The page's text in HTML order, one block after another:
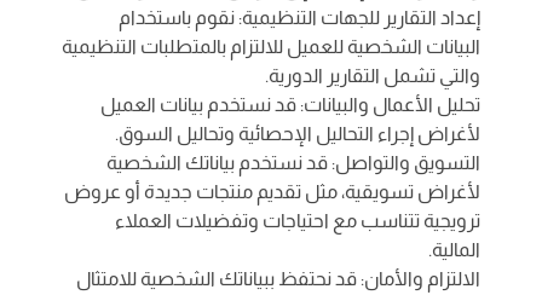
إعداد التقارير للجهات التنظيمية: نقوم باستخدام
البيانات الشخصية للعميل للالتزام بالمتطلبات التنظيمية
والتي تشمل التقارير الدورية.
تحليل الأعمال والبيانات: قد نستخدم بيانات العميل
لأغراض إجراء التحاليل الإحصائية وتحاليل السوق.
التسويق والتواصل: قد نستخدم بياناتك الشخصية
لأغراض تسويقية، مثل تقديم منتجات جديدة أو عروض
ترويجية تتناسب مع احتياجات وتفضيلات العملاء
المالية.
الالتزام والأمان: قد نحتفظ ببياناتك الشخصية للامتثال